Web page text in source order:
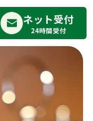
ネット受付
24時間受付